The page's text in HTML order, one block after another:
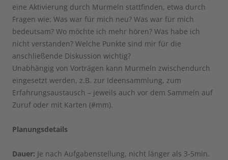
eine Aktivierung durch Murmeln stattfinden, etwa durch
Fragen wie: Was war für mich neu? Was war für mich
bedeutsam? Wo möchte ich mehr hören? Was habe ich
nicht verstanden? Welche Punkte sind mir für die
anschließende Diskussion wichtig?
Unabhängig von Vorträgen kann Murmeln zwischendurch
eingesetzt werden, z.B. zur Ideensammlung, zum
Erfahrungsaustausch – jeweils auch vor dem Sammeln auf
Zuruf oder mit Karten (#mm).
Planungsdetails
Dauer: Je nach Aufgabenstellung, nicht länger als 3-5min.